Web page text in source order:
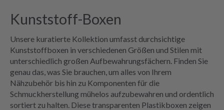
Kunststoff-Boxen
Unsere kuratierte Kollektion umfasst durchsichtige
Kunststoffboxen in verschiedenen Größen und Stilen mit
unterschiedlich großen Aufbewahrungsfächern. Finden Sie
genau das, was Sie brauchen, um alles von Ihrem
Nähzubehör bis hin zu Komponenten für die
Schmuckherstellung mühelos aufzubewahren und ordentlich
sortiert zu halten. Diese transparenten Plastikboxen zeigen